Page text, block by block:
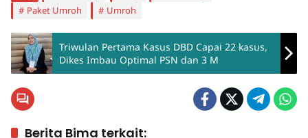
Paket Umroh
Umroh
Triwulan Pertama Kasus DBD Capai 22 kasus,
Dikes Imbau Optimal PSN dan 3 M
Berita Bima terkait: